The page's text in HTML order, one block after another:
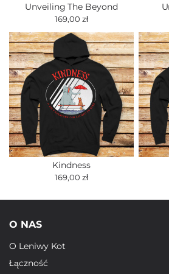
Unveiling The Beyond
169,00 zł
Kindness
169,00 zł
O NAS
O Leniwy Kot
Łączność